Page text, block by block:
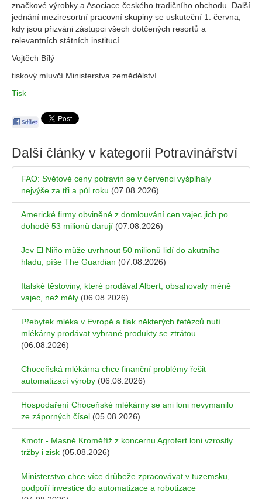
značkové výrobky a Asociace českého tradičního obchodu. Další
jednání meziresortní pracovní skupiny se uskuteční 1. června,
kdy jsou přizváni zástupci všech dotčených resortů a
relevantních státních institucí.
Vojtěch Bílý
tiskový mluvčí Ministerstva zemědělství
Tisk
Další články v kategorii Potravinářství
FAO: Světové ceny potravin se v červenci vyšplhaly
nejvýše za tři a půl roku (07.08.2026)
Americké firmy obviněné z domlouvání cen vajec jich po
dohodě 53 milionů darují (07.08.2026)
Jev El Niňo může uvrhnout 50 milionů lidí do akutního
hladu, píše The Guardian (07.08.2026)
Italské těstoviny, které prodával Albert, obsahovaly méně
vajec, než měly (06.08.2026)
Přebytek mléka v Evropě a tlak některých řetězců nutí
mlékárny prodávat vybrané produkty se ztrátou
(06.08.2026)
Choceňská mlékárna chce finanční problémy řešit
automatizací výroby (06.08.2026)
Hospodaření Choceňské mlékárny se ani loni nevymanilo
ze záporných čísel (05.08.2026)
Kmotr - Masně Kroměříž z koncernu Agrofert loni vzrostly
tržby i zisk (05.08.2026)
Ministerstvo chce více drůbeže zpracovávat v tuzemsku,
podpoří investice do automatizace a robotizace